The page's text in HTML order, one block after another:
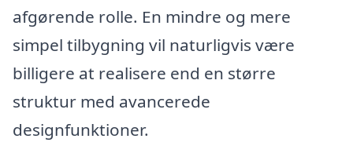
afgørende rolle. En mindre og mere
simpel tilbygning vil naturligvis være
billigere at realisere end en større
struktur med avancerede
designfunktioner.